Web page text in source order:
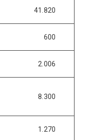
41.820
600
2.006
8.300
1.270